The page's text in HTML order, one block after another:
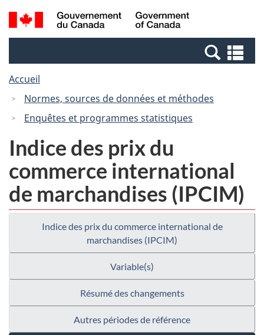
Passer
au
Passer
à
Canada
Recherche
et
et
Accueil
Normes, sources de données et méthodes
Enquêtes et programmes statistiques
Indice des prix du
commerce international
de marchandises (IPCIM)
Indice des prix du commerce international de
marchandises (IPCIM)
Variable(s)
Résumé des changements
Autres périodes de référence